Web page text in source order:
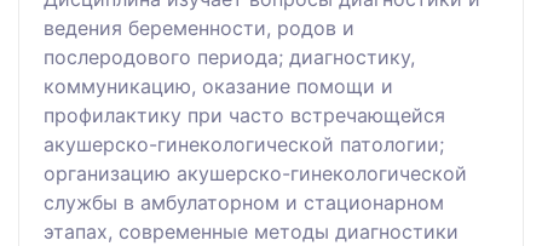
ведения беременности, родов и
послеродового периода; диагностику,
коммуникацию, оказание помощи и
профилактику при часто встречающейся
акушерско-гинекологической патологии;
организацию акушерско-гинекологической
службы в амбулаторном и стационарном
этапах, современные методы диагностики